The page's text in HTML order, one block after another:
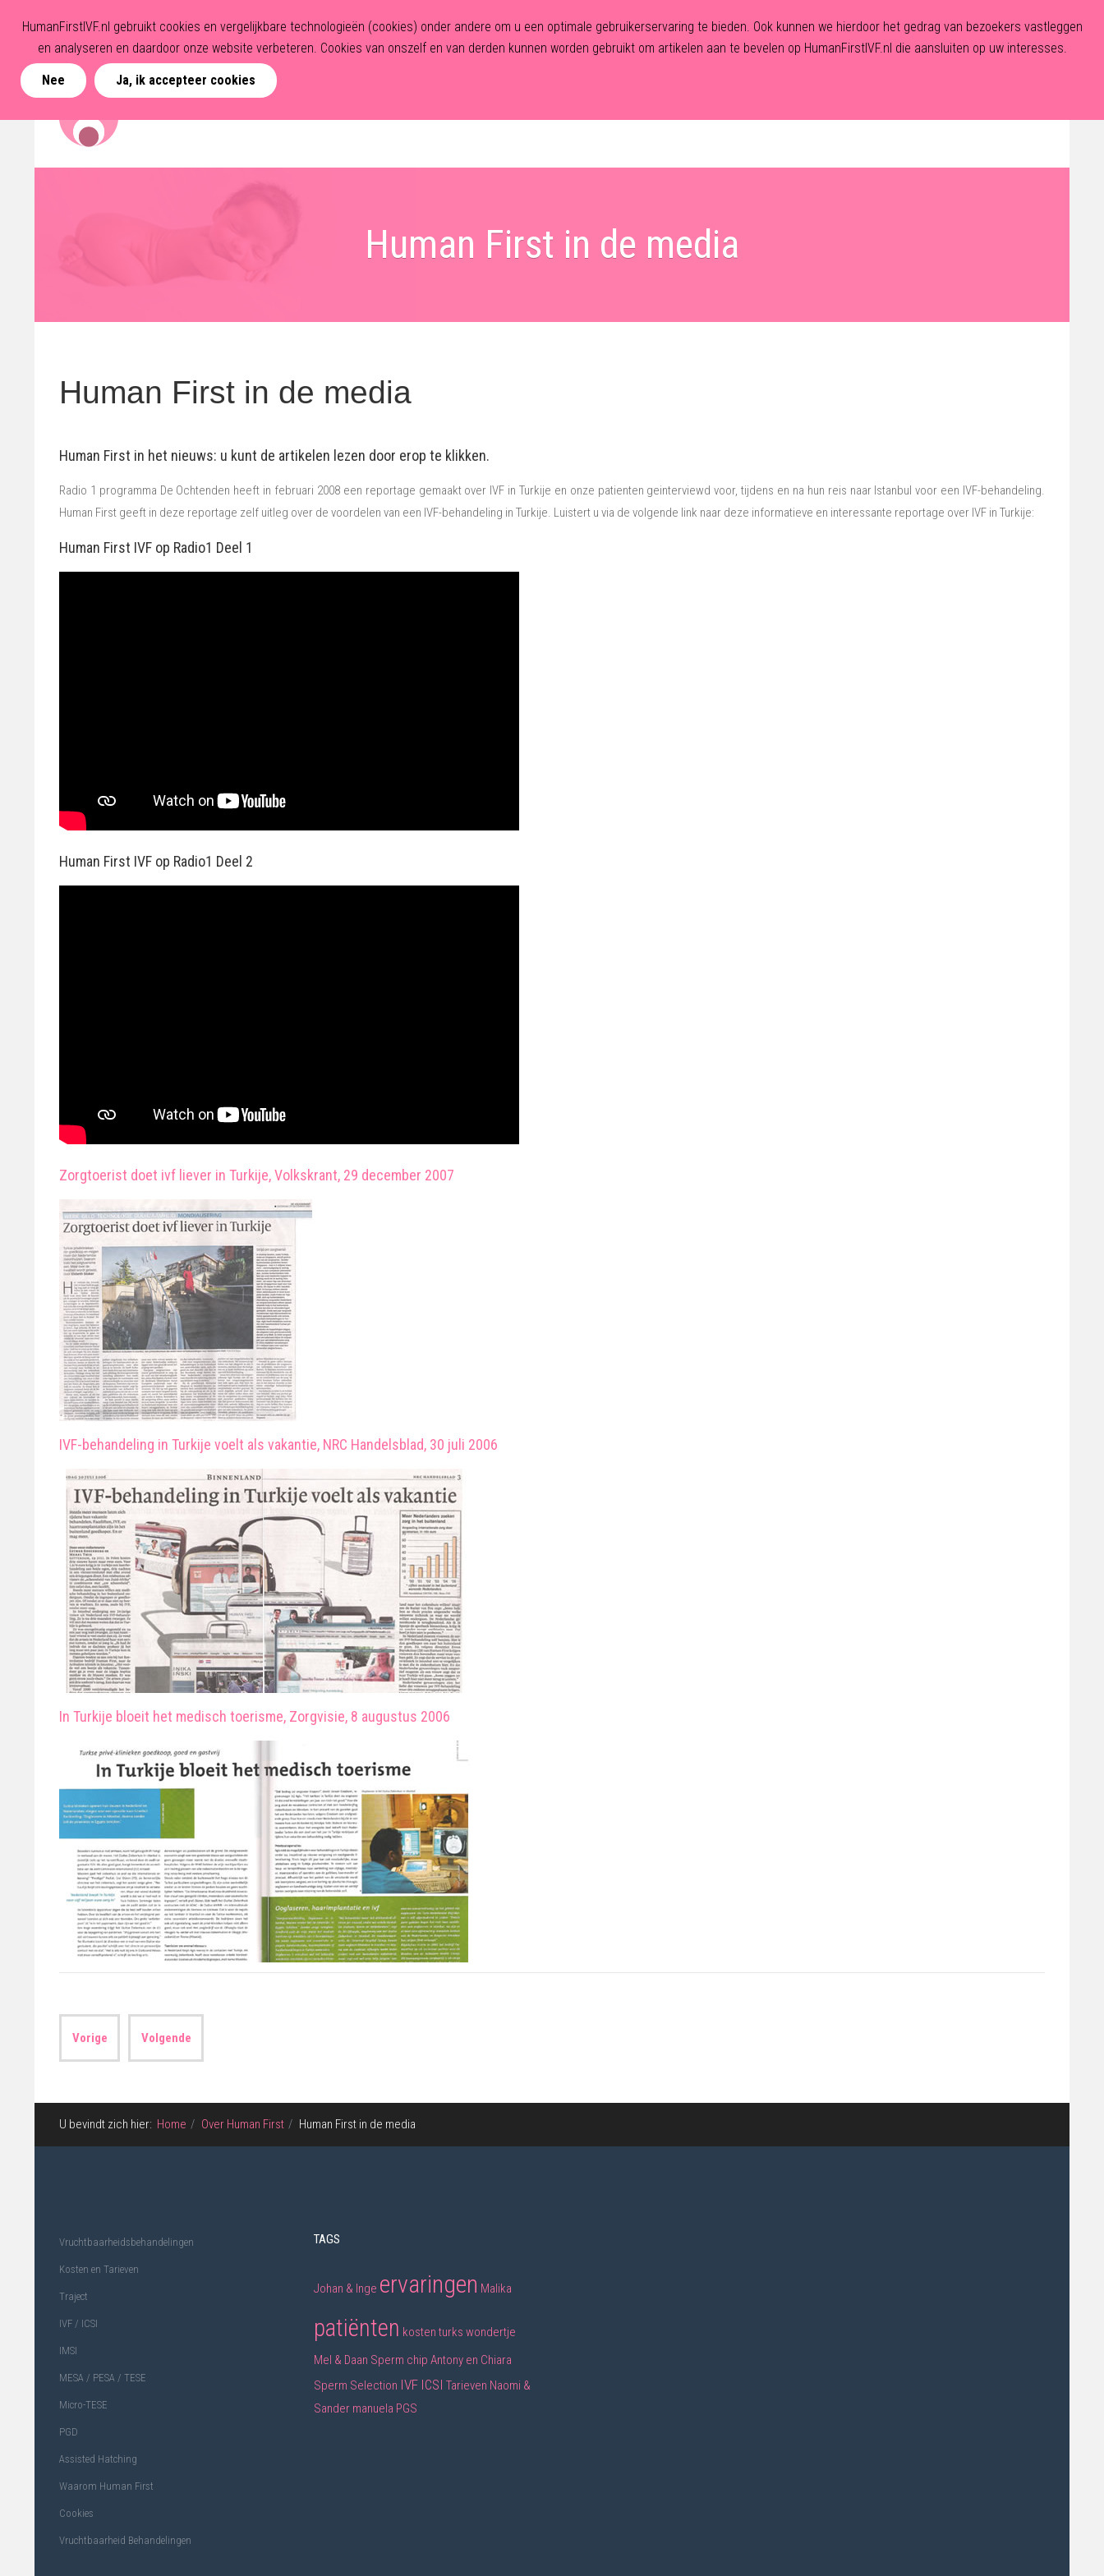
Human First in de media
Human First in de media
Human First in het nieuws: u kunt de artikelen lezen door erop te klikken.
Radio 1 programma De Ochtenden heeft in februari 2008 een reportage gemaakt over IVF in Turkije en onze patienten geinterviewd voor, tijdens en na hun reis naar Istanbul voor een IVF-behandeling.
Human First geeft in deze reportage zelf uitleg over de voordelen van een IVF-behandeling in Turkije. Luistert u via de volgende link naar deze informatieve en interessante reportage over IVF in Turkije:
Human First IVF op Radio1 Deel 1
Human First IVF op Radio1 Deel 2
Zorgtoerist doet ivf liever in Turkije, Volkskrant, 29 december 2007
IVF-behandeling in Turkije voelt als vakantie, NRC Handelsblad, 30 juli 2006
In Turkije bloeit het medisch toerisme, Zorgvisie, 8 augustus 2006
Vorige Volgende
U bevindt zich hier: Home Over Human First Human First in de media
Vruchtbaarheidsbehandelingen
Kosten en Tarieven
Traject
IVF / ICSI
IMSI
MESA / PESA / TESE
Micro-TESE
PGD
Assisted Hatching
Waarom Human First
Cookies
Vruchtbaarheid Behandelingen
TAGS
Johan & Inge ervaringen Malika
patiënten kosten turks wondertje
Mel & Daan Sperm chip Antony en Chiara
Sperm Selection IVF ICSI Tarieven Naomi &
Sander manuela PGS
HumanFirstIVF.nl gebruikt cookies en vergelijkbare technologieën (cookies) onder andere om u een optimale gebruikerservaring te bieden. Ook kunnen we hierdoor het gedrag van bezoekers vastleggen
en analyseren en daardoor onze website verbeteren. Cookies van onszelf en van derden kunnen worden gebruikt om artikelen aan te bevelen op HumanFirstIVF.nl die aansluiten op uw interesses.
Nee Ja, ik accepteer cookies